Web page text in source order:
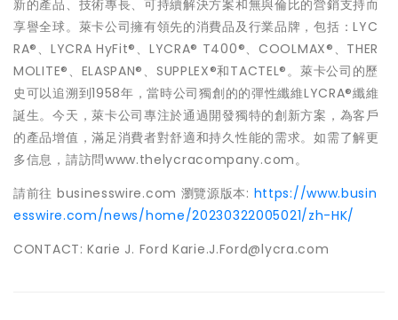
新的產品、技術專長、可持續解決方案和無與倫比的營銷支持而
享譽全球。萊卡公司擁有領先的消費品及行業品牌，包括：LYC
RA®、LYCRA HyFit®、LYCRA® T400®、COOLMAX®、THER
MOLITE®、ELASPAN®、SUPPLEX®和TACTEL®。萊卡公司的歷
史可以追溯到1958年，當時公司獨創的的彈性纖維LYCRA®纖維
誕生。今天，萊卡公司專注於通過開發獨特的創新方案，為客戶
的產品增值，滿足消費者對舒適和持久性能的需求。如需了解更
多信息，請訪問www.thelycracompany.com。
請前往 businesswire.com 瀏覽源版本: https://www.busin
esswire.com/news/home/20230322005021/zh-HK/
CONTACT: Karie J. Ford Karie.J.Ford@lycra.com